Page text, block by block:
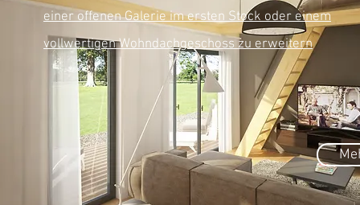
einer offenen Galerie im ersten Stock oder einem
vollwertigen Wohndachgeschoss zu erweitern